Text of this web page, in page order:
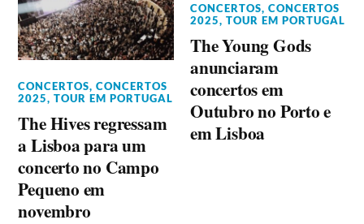
CONCERTOS,CONCERTOS
2025,TOUR EM PORTUGAL
The Hives regressam
a Lisboa para um
concerto no Campo
Pequeno em
novembro
CONCERTOS,CONCERTOS
2025,TOUR EM PORTUGAL
The Young Gods
anunciaram
concertos em
Outubro no Porto e
em Lisboa